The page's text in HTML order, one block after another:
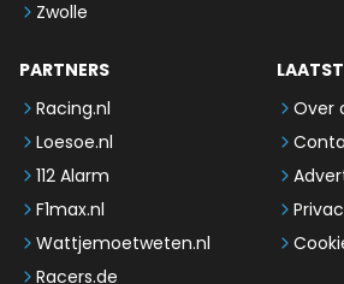
Zwolle
PARTNERS
Racing.nl
Loesoe.nl
112 Alarm
F1max.nl
Wattjemoetweten.nl
Racers.de
Over